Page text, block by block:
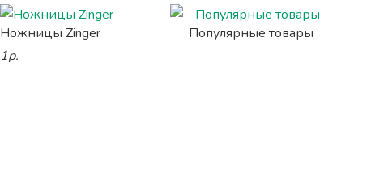
Ножницы Zinger
1р.
Популярные товары